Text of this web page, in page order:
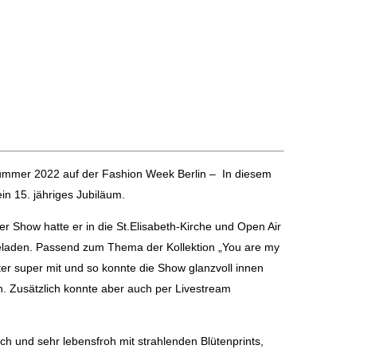
2022 auf der Fashion Week Berlin – In diesem
15. jähriges Jubiläum.
Show hatte er in die St.Elisabeth-Kirche und Open Air
Passend zum Thema der Kollektion „You are my
super mit und so konnte die Show glanzvoll innen
Zusätzlich konnte aber auch per Livestream
und sehr lebensfroh mit strahlenden Blütenprints,